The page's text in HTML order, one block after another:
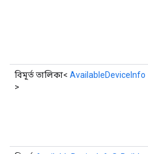
বিমূর্ত তালিকা< AvailableDeviceInfo
>